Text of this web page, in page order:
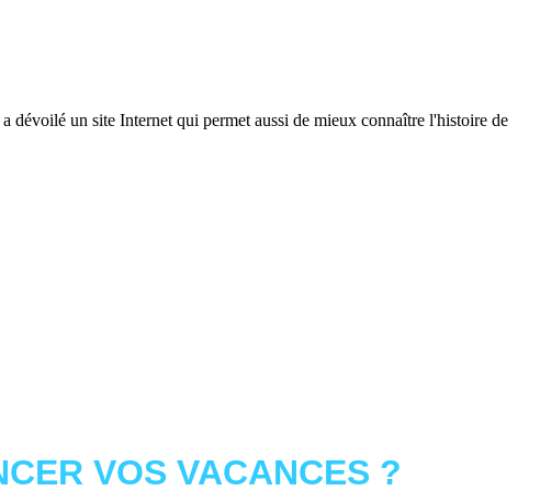
dévoilé un site Internet qui permet aussi de mieux connaître l'histoire de
VOS VACANCES ?